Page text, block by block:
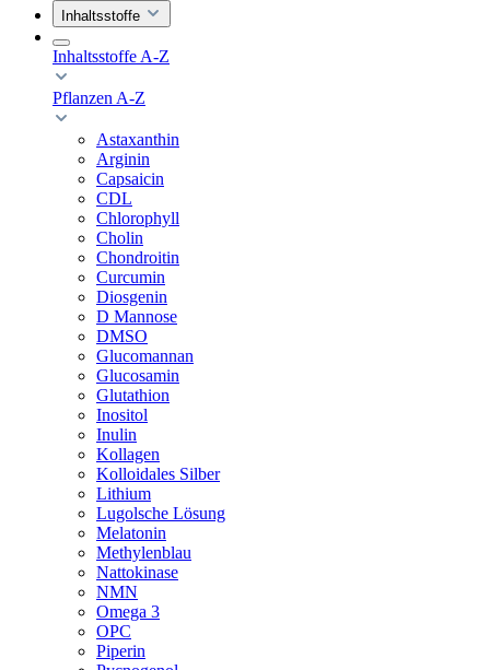
Inhaltsstoffe
Inhaltsstoffe A-Z
Pflanzen A-Z
Astaxanthin
Arginin
Capsaicin
CDL
Chlorophyll
Cholin
Chondroitin
Curcumin
Diosgenin
D Mannose
DMSO
Glucomannan
Glucosamin
Glutathion
Inositol
Inulin
Kollagen
Kolloidales Silber
Lithium
Lugolsche Lösung
Melatonin
Methylenblau
Nattokinase
NMN
Omega 3
OPC
Piperin